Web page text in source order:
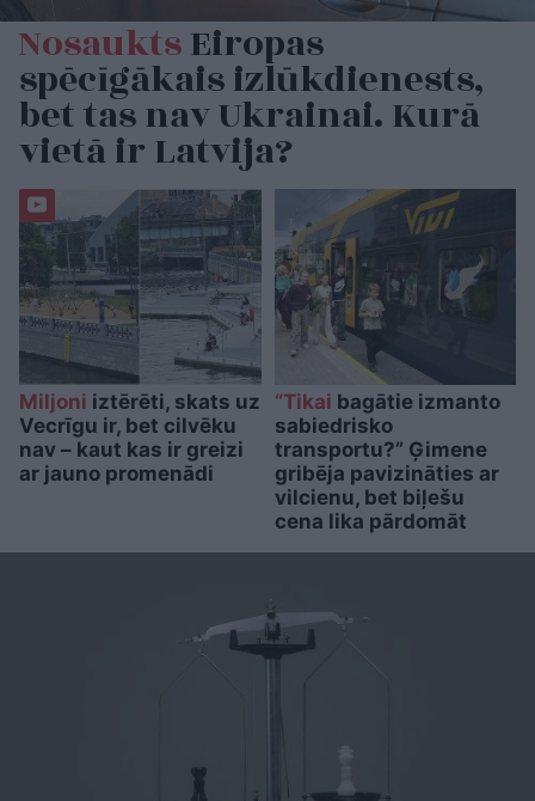
NosauktsEiropas
spēcīgākais izlūkdienests,
bet tas nav Ukrainai. Kurā
vietā ir Latvija?
Miljoni iztērēti, skats uz
Vecrīgu ir, bet cilvēku
nav – kaut kas ir greizi
ar jauno promenādi
“Tikai bagātie izmanto
sabiedrisko
transportu?” Ģimene
gribēja pavizināties ar
vilcienu, bet biļešu
cena lika pārdomāt